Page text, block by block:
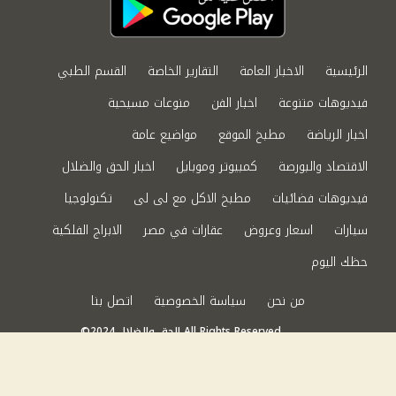
الرئيسية الاخبار العامة التقارير الخاصة
القسم الطبي
فيديوهات متنوعة
اخبار الفن
منوعات مسيحية
اخبار الرياضة
مطبخ الموقع
مواضيع عامة
الاقتصاد والبورصة
كمبيوتر وموبايل
اخبار الحق والضلال
فيديوهات فضائيات
مطبخ الاكل مع لى لى
تكنولوجيا
سيارات
اسعار وعروض عقارات في مصر
الابراج الفلكية
حظك اليوم
من نحن
سياسة الخصوصية اتصل بنا
©2024 الحق والضلال All Rights Reserved.